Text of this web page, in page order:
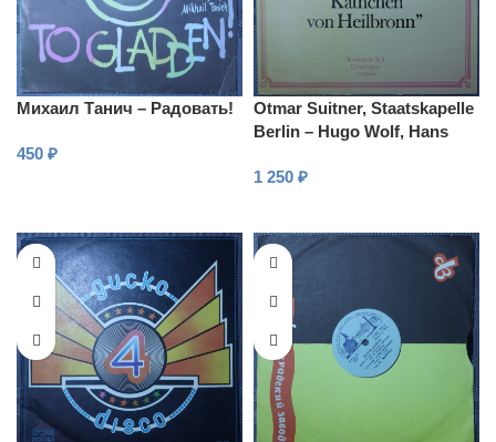
Михаил Танич – Радовать!
450 ₽
Otmar Suitner, Staatskapelle
Berlin – Hugo Wolf, Hans
Musik zu Kleists “Kät
1 250 ₽